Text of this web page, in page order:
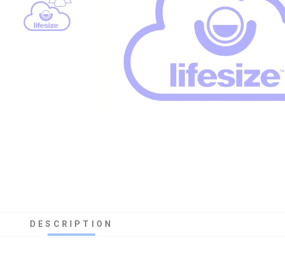
DESCRIPTION